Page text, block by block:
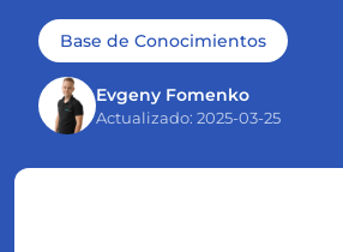
Base de Conocimientos
Evgeny Fomenko
Actualizado: 2025-03-25